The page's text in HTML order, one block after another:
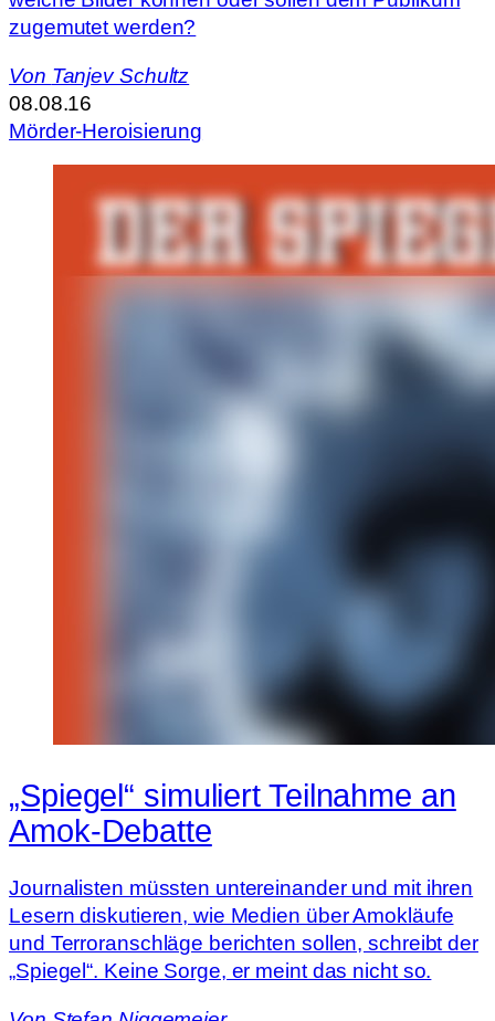
zugemutet werden?
Von Tanjev Schultz
08.08.16
Mörder-Heroisierung
„Spiegel“ simuliert Teilnahme an
Amok-Debatte
Journalisten müssten untereinander und mit ihren
Lesern diskutieren, wie Medien über Amokläufe
und Terroranschläge berichten sollen, schreibt der
„Spiegel“. Keine Sorge, er meint das nicht so.